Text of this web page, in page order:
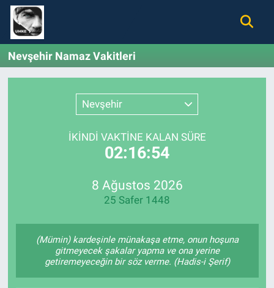
Nevşehir Namaz Vakitleri
Nevşehir
İKINDI VAKTİNE KALAN SÜRE
02:16:54
8 Ağustos 2026
25 Safer 1448
(Mümin) kardeşinle münakaşa etme, onun hoşuna
gitmeyecek şakalar yapma ve ona yerine
getiremeyeceğin bir söz verme. (Hadis-i Şerif)
Gündem
Ekonomi
Magazin
Künye
Nöbetçi Eczaneler
Hava Durumu
Namaz Vakitleri
Trafik Durumu
Son Dakika Haberleri
Haber Arşivi